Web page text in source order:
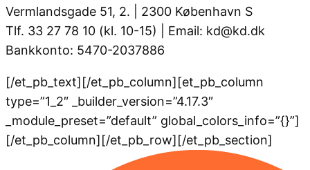
Vermlandsgade 51, 2. | 2300 København S
Tlf. 33 27 78 10 (kl. 10-15) | Email: kd@kd.dk
Bankkonto: 5470-2037886
[/et_pb_text][/et_pb_column][et_pb_column
type=”1_2″ _builder_version=”4.17.3″
_module_preset=”default” global_colors_info=”{}”]
[/et_pb_column][/et_pb_row][/et_pb_section]